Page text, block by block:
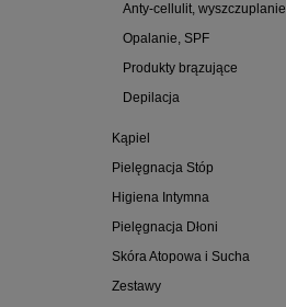
Anty-cellulit, wyszczuplanie
Opalanie, SPF
Produkty brązujące
Depilacja
Kąpiel
Pielęgnacja Stóp
Higiena Intymna
Pielęgnacja Dłoni
Skóra Atopowa i Sucha
Zestawy